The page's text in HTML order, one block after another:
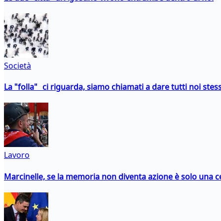
Società
La "folla" ci riguarda, siamo chiamati a dare tutti noi
Lavoro
Marcinelle, se la memoria non diventa azione è solo una